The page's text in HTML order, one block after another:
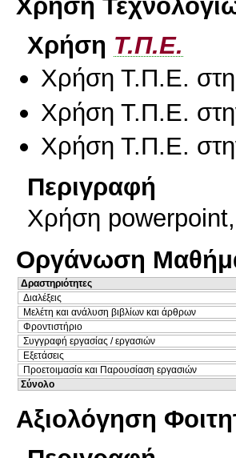
Χρήση Τ.Π.Ε.
Χρήση Τ.Π.Ε. στη
Χρήση Τ.Π.Ε.
Χρήση Τ.Π.Ε.
Περιγραφή
Χρήση powerpoint,
Οργάνωση
Δραστηριότητες
Διαλέξεις
Μελέτη και ανάλυση βιβλίων και άρθρων
Φροντιστήριο
Συγγραφή εργασίας / εργασιών
Εξετάσεις
Προετοιμασία και Παρουσίαση εργασιών
Σύνολο
Αξιολόγηση